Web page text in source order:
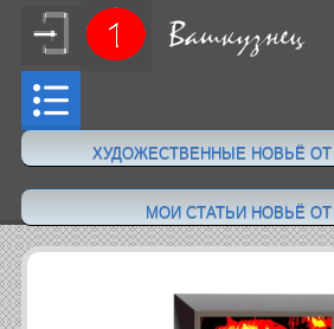
ХУДОЖЕСТВЕННЫЕ НОВЬЁ ОТ
МОИ СТАТЬИ НОВЬЁ ОТ